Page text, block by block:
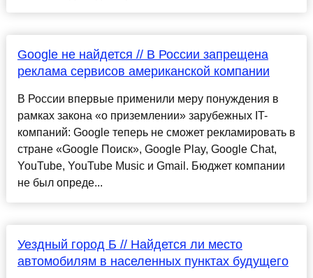
Google не найдется // В России запрещена
реклама сервисов американской компании
В России впервые применили меру понуждения в
рамках закона «о приземлении» зарубежных IT-
компаний: Google теперь не сможет рекламировать в
стране «Google Поиск», Google Play, Google Chat,
YouTube, YouTube Music и Gmail. Бюджет компании
не был опреде...
Уездный город Б // Найдется ли место
автомобилям в населенных пунктах будущего